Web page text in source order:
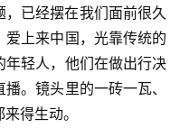
已经摆在我们面前很久
上来中国，光靠传统的
年轻人，他们在做出行决
。镜头里的一砖一瓦、
得生动。